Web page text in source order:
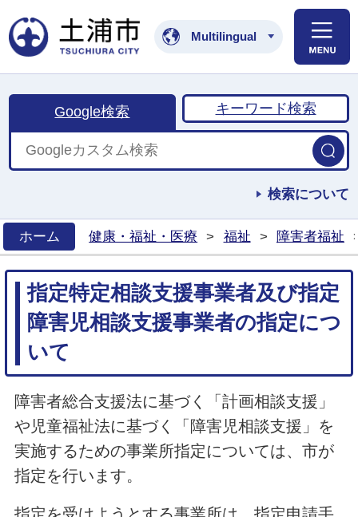
土浦市公式ホームペ
Multilingual
Google検索 キーワード検索
検索について
ホーム
健康・福祉・医療 > 福祉 > 障害者福祉
指定特定相談支援事業者及び指定
障害児相談支援事業者の指定につ
いて
障害者総合支援法に基づく「計画相談支援」
や児童福祉法に基づく「障害児相談支援」を
実施するための事業所指定については、市が
指定を行います。